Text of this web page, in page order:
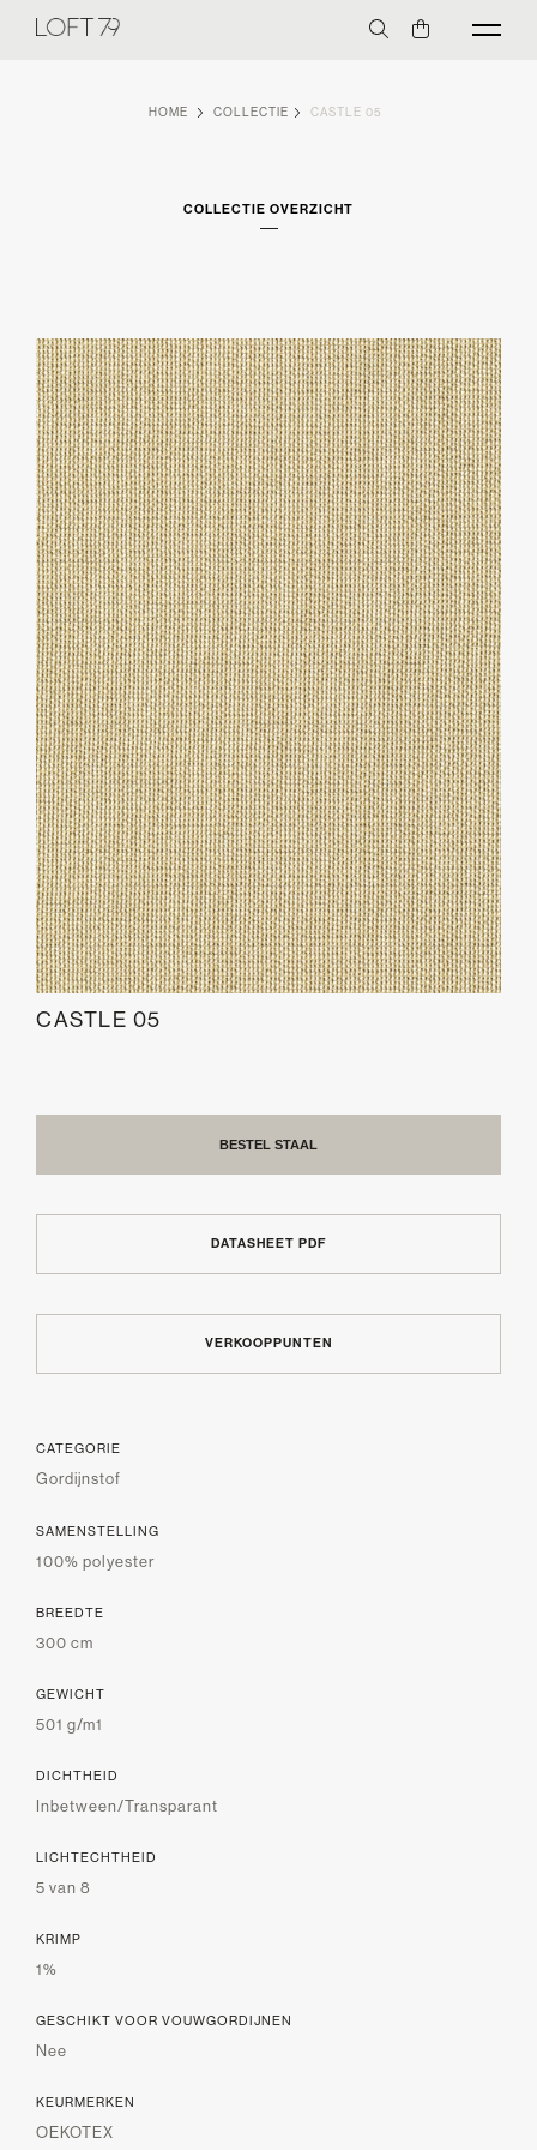
HOME COLLECTIE CASTLE 05
COLLECTIE OVERZICHT
CASTLE 05
BESTEL STAAL
DATASHEET PDF
VERKOOPPUNTEN
CATEGORIE
Gordijnstof
SAMENSTELLING
100% polyester
BREEDTE
300 cm
GEWICHT
501 g/m1
DICHTHEID
Inbetween/Transparant
LICHTECHTHEID
5 van 8
KRIMP
1%
GESCHIKT VOOR VOUWGORDIJNEN
Nee
KEURMERKEN
OEKOTEX